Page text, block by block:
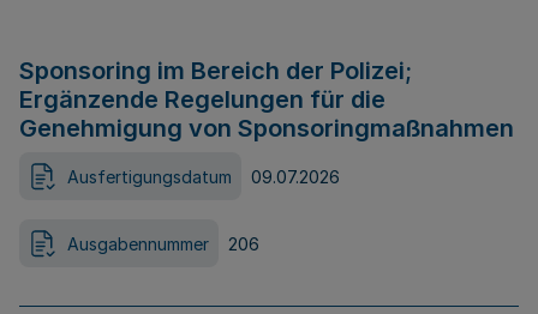
Sponsoring im Bereich der Polizei;
Ergänzende Regelungen für die
Genehmigung von Sponsoringmaßnahmen
Ausfertigungsdatum 09.07.2026
Ausgabennummer 206